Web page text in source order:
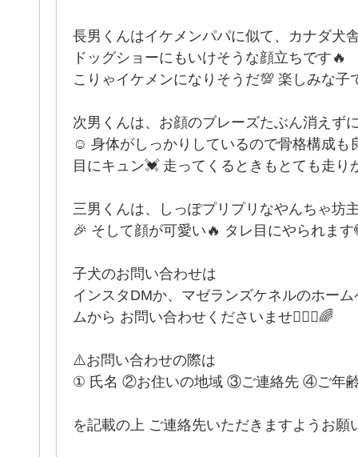
長男くんはイケメンパパに似て、カナダ犬
ドッグショーにもいけそうな顔立ちです🔥
こりゃイケメンになりそうだ💯 楽しみな子
次男くんは、お顔のブレーズたぶん消えず
☺️ 身体がしっかりしているので骨格構成も
目にキュン💓 走ってくるときもとても走り
三男くんは、しっぽプリプリなやんちゃ坊
🎉 そして顔が可愛い🔥 タレ目にやられま
子犬のお問い合わせは
インスタDMか、マゼランズケネルのホー
ムから お問い合わせくださいませ🙋🏻‍♀️🌈
⚠️お問い合わせの際は
① 氏名 ②お住いの地域 ③ご連絡先 ④ご年
を記載の上 ご連絡先いただきますようお願